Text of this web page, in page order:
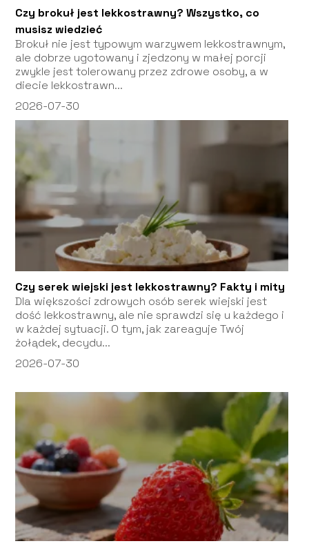
Czy brokuł jest lekkostrawny? Wszystko, co
musisz wiedzieć
Brokuł nie jest typowym warzywem lekkostrawnym,
ale dobrze ugotowany i zjedzony w małej porcji
zwykle jest tolerowany przez zdrowe osoby, a w
diecie lekkostrawn...
2026-07-30
Czy serek wiejski jest lekkostrawny? Fakty i mity
Dla większości zdrowych osób serek wiejski jest
dość lekkostrawny, ale nie sprawdzi się u każdego i
w każdej sytuacji. O tym, jak zareaguje Twój
żołądek, decydu...
2026-07-30